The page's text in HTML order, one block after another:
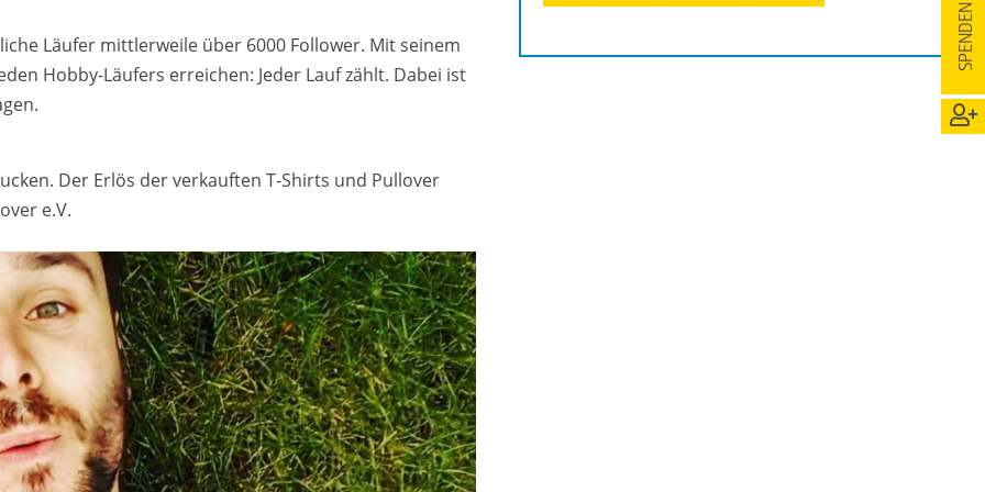
Läu­fer mitt­ler­wei­le über 6000 Fol­lower. Mit sei­nem
Hobby-Läu­fers er­rei­chen: Jeder Lauf zählt. Dabei ist
Der Erlös der ver­kauf­ten T-Shirts und Pull­over
e.V.